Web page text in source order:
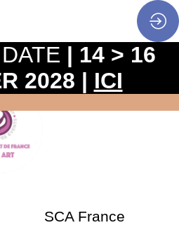
SCA France
| 14 > 16
2028 | ICI